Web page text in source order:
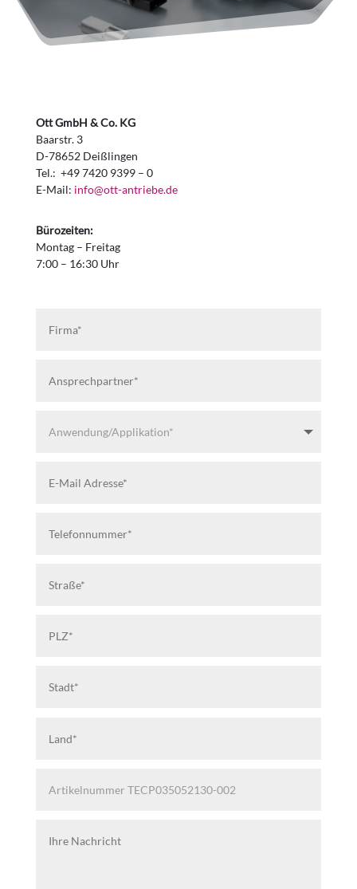
Ott GmbH & Co. KG
Baarstr. 3
D-78652 Deißlingen
Tel.: +49 7420 9399 – 0
E-Mail: info@ott-antriebe.de
Bürozeiten:
Montag – Freitag
7:00 – 16:30 Uhr